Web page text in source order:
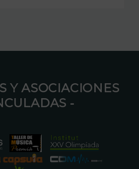
Y ASOCIACIONES
⁃